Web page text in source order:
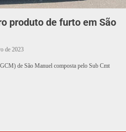
produto de furto em São
de 2023
de São Manuel composta pelo Sub Cmt